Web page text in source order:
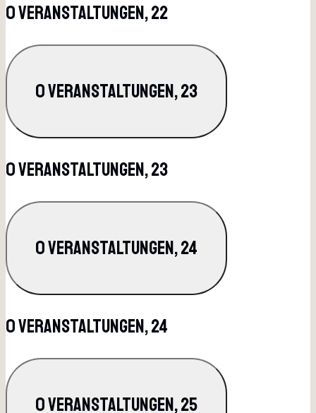
0 Veranstaltungen,22
0 Veranstaltungen,23
0 Veranstaltungen,23
0 Veranstaltungen,24
0 Veranstaltungen,24
0 Veranstaltungen,25